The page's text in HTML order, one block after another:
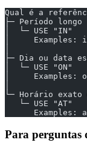
Qual é a
├─ Período
│  └─ USE "IN"
│     Examples:
├─ Dia ou data
│  └─ USE "ON"
│     Examples:
└─ Horário
   └─ USE "AT"
Examples:
Para perguntas